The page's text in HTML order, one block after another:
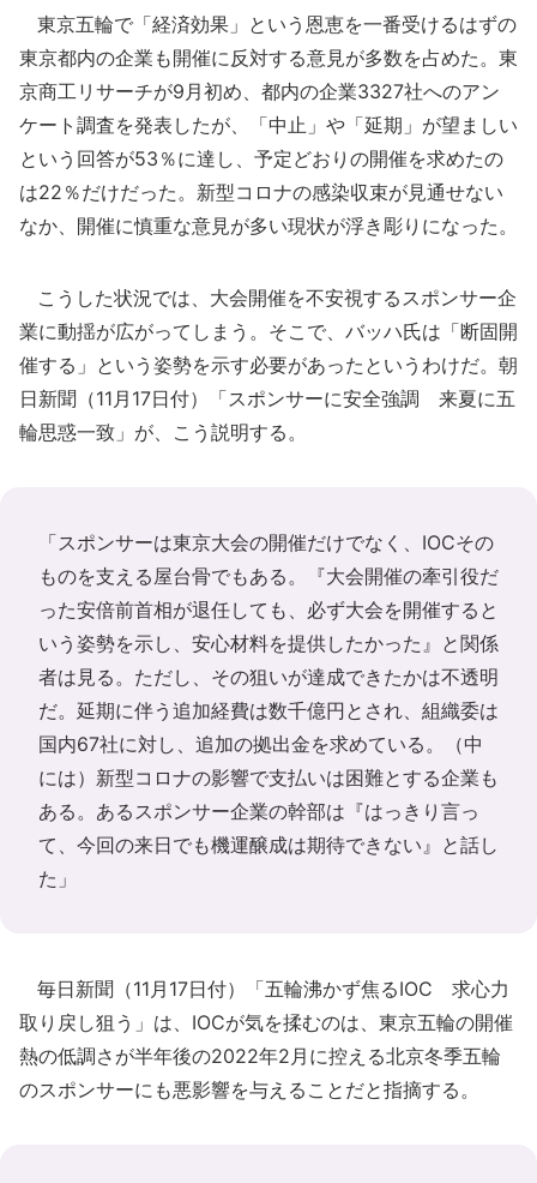
東京五輪で「経済効果」という恩恵を一番受けるはずの
東京都内の企業も開催に反対する意見が多数を占めた。東
京商工リサーチが9月初め、都内の企業3327社へのアン
ケート調査を発表したが、「中止」や「延期」が望ましい
という回答が53％に達し、予定どおりの開催を求めたの
は22％だけだった。新型コロナの感染収束が見通せない
なか、開催に慎重な意見が多い現状が浮き彫りになった。
こうした状況では、大会開催を不安視するスポンサー企
業に動揺が広がってしまう。そこで、バッハ氏は「断固開
催する」という姿勢を示す必要があったというわけだ。朝
日新聞（11月17日付）「スポンサーに安全強調 来夏に五
輪思惑一致」が、こう説明する。
「スポンサーは東京大会の開催だけでなく、IOCその
ものを支える屋台骨でもある。『大会開催の牽引役だ
った安倍前首相が退任しても、必ず大会を開催すると
いう姿勢を示し、安心材料を提供したかった』と関係
者は見る。ただし、その狙いが達成できたかは不透明
だ。延期に伴う追加経費は数千億円とされ、組織委は
国内67社に対し、追加の拠出金を求めている。（中
には）新型コロナの影響で支払いは困難とする企業も
ある。あるスポンサー企業の幹部は『はっきり言っ
て、今回の来日でも機運醸成は期待できない』と話し
た」
毎日新聞（11月17日付）「五輪沸かず焦るIOC 求心力
取り戻し狙う」は、IOCが気を揉むのは、東京五輪の開催
熱の低調さが半年後の2022年2月に控える北京冬季五輪
のスポンサーにも悪影響を与えることだと指摘する。